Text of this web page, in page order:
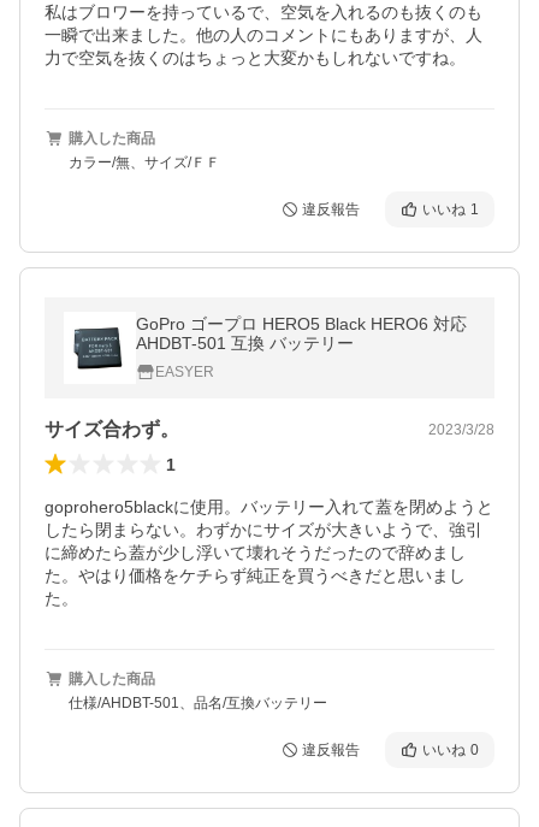
私はブロワーを持っているで、空気を入れるのも抜くのも
一瞬で出来ました。他の人のコメントにもありますが、人
力で空気を抜くのはちょっと大変かもしれないですね。
購入した商品
カラー/無、サイズ/ＦＦ
違反報告 いいね 1
GoPro ゴープロ HERO5 Black HERO6 対応
AHDBT-501 互換 バッテリー
EASYER
サイズ合わず。 2023/3/28
1
goprohero5blackに使用。バッテリー入れて蓋を閉めようと
したら閉まらない。わずかにサイズが大きいようで、強引
に締めたら蓋が少し浮いて壊れそうだったので辞めまし
た。やはり価格をケチらず純正を買うべきだと思いまし
た。
購入した商品
仕様/AHDBT-501、品名/互換バッテリー
違反報告 いいね 0